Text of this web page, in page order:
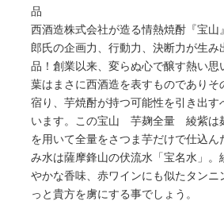
品
西酒造株式会社が造る情熱焼酎『宝
郎氏の企画力、行動力、決断力が生み
品！創業以来、変らぬ心で醸す熱い思
葉はまさに西酒造を表すものでありそ
宿り、芋焼酎が持つ可能性を引き出す
います。この宝山 芋麹全量 綾紫は
を用いて全量をさつま芋だけで仕込ん
み水は薩摩鋒山の伏流水「宝名水」。
やかな香味、赤ワインにも似たタンニ
っと貴方を虜にする事でしょう。